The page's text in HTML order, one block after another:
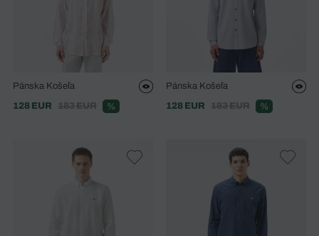
Pánska Košeľa
128 EUR
183 EUR %
Pánska Košeľa
128 EUR
183 EUR %